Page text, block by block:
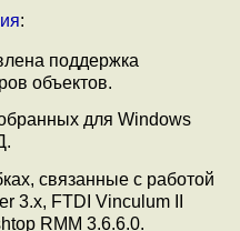
:
поддержка
объектов.
для Windows
связанные с работой
3.x, FTDI Vinculum II
RMM 3.6.6.0.